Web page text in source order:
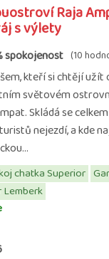
Raja
s výlety
spokojenost (10
kteří si chtějí
světovém
Skládá se
nejezdí, a kde
chatka Superior
Lemberk